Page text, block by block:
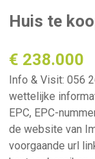
Huis te
€ 238.000
Info & Visit: 056
wettelijke
EPC, EPC-
de website van
voorgaande url